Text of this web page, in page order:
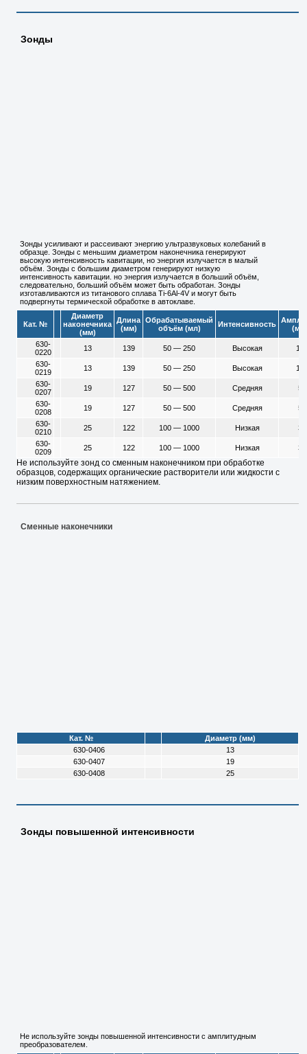
Зонды
Зонды усиливают и рассеивают энергию ультразвуковых колебаний в
образце. Зонды с меньшим диаметром наконечника генерируют
высокую интенсивность кавитации, но энергия излучается в малый
объём. Зонды с большим диаметром генерируют низкую
интенсивность кавитации. но энергия излучается в больший объём,
следовательно, больший объём может быть обработан. Зонды
изготавливаются из титанового сплава Ti-6Al-4V и могут быть
подвергнуты термической обработке в автоклаве.
Кат. №
Диаметр
наконечника
(мм)
Длина
(мм)
Обрабатываемый
объём (мл)
Интенсивность
630-
0220
13 139 50 — 250 Высокая
114
630-
0219
13 139 50 — 250 Высокая
114
630-
0207
19 127 50 — 500 Средняя
58
630-
0208
19 127 50 — 500 Средняя
58
630-
0210
25 122 100 — 1000 Низкая
35
630-
0209
25 122 100 — 1000 Низкая 35
Не используйте зонд со сменным наконечником при обработке
образцов, содержащих органические растворители или жидкости с
низким поверхностным натяжением.
Сменные наконечники
Кат. №
Диаметр (мм)
630-0406
13
630-0407
19
630-0408
25
Зонды повышенной интенсивности
Не используйте зонды повышенной интенсивности с амплитудным
преобразователем.